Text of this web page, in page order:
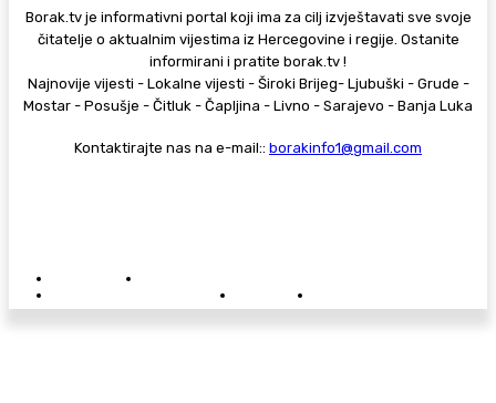
Borak.tv je informativni portal koji ima za cilj izvještavati sve svoje
čitatelje o aktualnim vijestima iz Hercegovine i regije. Ostanite
informirani i pratite borak.tv !
Najnovije vijesti - Lokalne vijesti - Široki Brijeg- Ljubuški - Grude -
Mostar - Posušje - Čitluk - Čapljina - Livno - Sarajevo - Banja Luka
Kontaktirajte nas na e-mail:: borakinfo1@gmail.com